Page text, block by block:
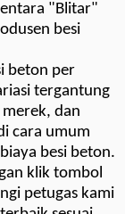
"Blitar"
besi
beton per
tergantung
dan
cara umum
besi beton.
klik tombol
petugas kami